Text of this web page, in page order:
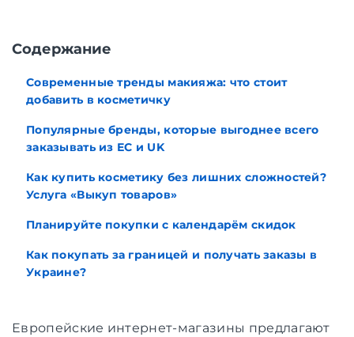
Содержание
Современные тренды макияжа: что стоит
добавить в косметичку
Популярные бренды, которые выгоднее всего
заказывать из ЕС и UK
Как купить косметику без лишних сложностей?
Услуга «Выкуп товаров»
Планируйте покупки с календарём скидок
Как покупать за границей и получать заказы в
Украине?
Европейские интернет-магазины предлагают